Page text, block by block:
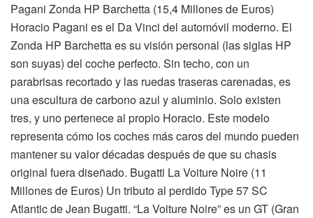
Pagani Zonda HP Barchetta (15,4 Millones de Euros)
Horacio Pagani es el Da Vinci del automóvil moderno. El
Zonda HP Barchetta es su visión personal (las siglas HP
son suyas) del coche perfecto. Sin techo, con un
parabrisas recortado y las ruedas traseras carenadas, es
una escultura de carbono azul y aluminio. Solo existen
tres, y uno pertenece al propio Horacio. Este modelo
representa cómo los coches más caros del mundo pueden
mantener su valor décadas después de que su chasis
original fuera diseñado. Bugatti La Voiture Noire (11
Millones de Euros) Un tributo al perdido Type 57 SC
Atlantic de Jean Bugatti. “La Voiture Noire” es un GT (Gran